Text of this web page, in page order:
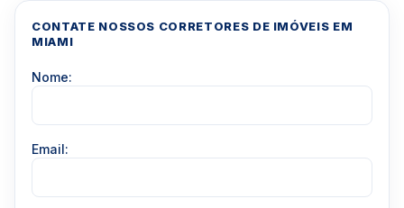
CONTATE NOSSOS CORRETORES DE IMÓVEIS EM
MIAMI
Nome:
Email: